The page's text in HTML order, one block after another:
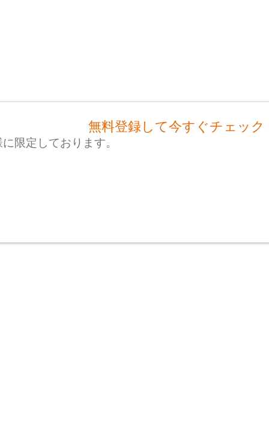
無料登録して今すぐチェック
限定しております。